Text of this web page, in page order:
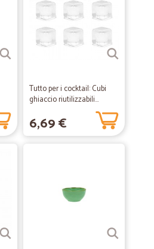
Tutto per i cocktail: Cubi
ghiaccio riutilizzabili...
6,69 €